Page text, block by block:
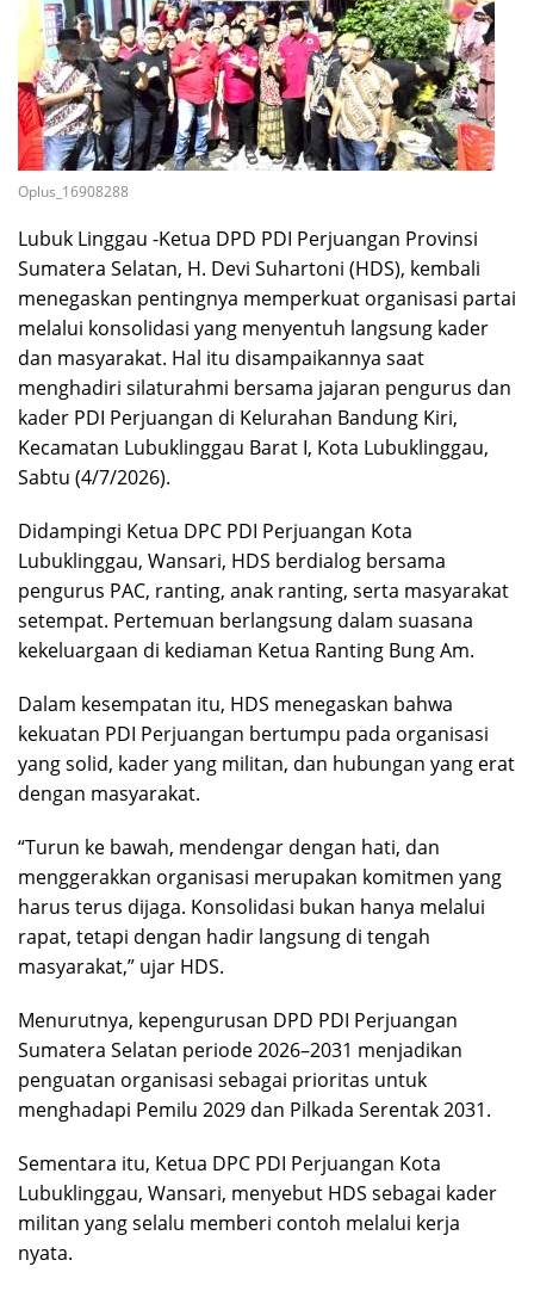
Oplus_16908288
Lubuk Linggau -Ketua DPD PDI Perjuangan Provinsi
Sumatera Selatan, H. Devi Suhartoni (HDS), kembali
menegaskan pentingnya memperkuat organisasi partai
melalui konsolidasi yang menyentuh langsung kader
dan masyarakat. Hal itu disampaikannya saat
menghadiri silaturahmi bersama jajaran pengurus dan
kader PDI Perjuangan di Kelurahan Bandung Kiri,
Kecamatan Lubuklinggau Barat I, Kota Lubuklinggau,
Sabtu (4/7/2026).
Didampingi Ketua DPC PDI Perjuangan Kota
Lubuklinggau, Wansari, HDS berdialog bersama
pengurus PAC, ranting, anak ranting, serta masyarakat
setempat. Pertemuan berlangsung dalam suasana
kekeluargaan di kediaman Ketua Ranting Bung Am.
Dalam kesempatan itu, HDS menegaskan bahwa
kekuatan PDI Perjuangan bertumpu pada organisasi
yang solid, kader yang militan, dan hubungan yang erat
dengan masyarakat.
“Turun ke bawah, mendengar dengan hati, dan
menggerakkan organisasi merupakan komitmen yang
harus terus dijaga. Konsolidasi bukan hanya melalui
rapat, tetapi dengan hadir langsung di tengah
masyarakat,” ujar HDS.
Menurutnya, kepengurusan DPD PDI Perjuangan
Sumatera Selatan periode 2026–2031 menjadikan
penguatan organisasi sebagai prioritas untuk
menghadapi Pemilu 2029 dan Pilkada Serentak 2031.
Sementara itu, Ketua DPC PDI Perjuangan Kota
Lubuklinggau, Wansari, menyebut HDS sebagai kader
militan yang selalu memberi contoh melalui kerja
nyata.